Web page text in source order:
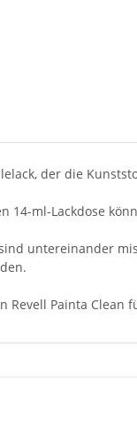
der die
14-ml-Lackdose
untereinander
Revell Painta Clean